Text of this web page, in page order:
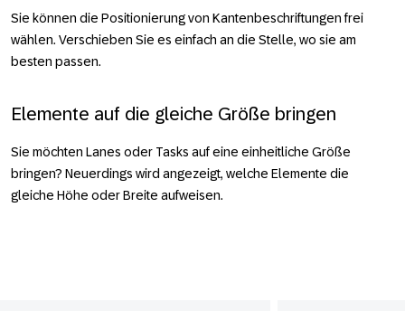
Sie können die Positionierung von Kantenbeschriftungen frei
wählen. Verschieben Sie es einfach an die Stelle, wo sie am
besten passen.
Elemente auf die gleiche Größe bringen
Sie möchten Lanes oder Tasks auf eine einheitliche Größe
bringen? Neuerdings wird angezeigt, welche Elemente die
gleiche Höhe oder Breite aufweisen.